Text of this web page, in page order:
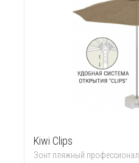
Kiwi Clips
Зонт пляжный